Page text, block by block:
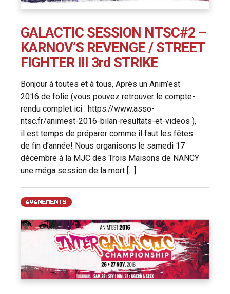
GALACTIC SESSION NTSC#2 –
KARNOV’S REVENGE / STREET
FIGHTER III 3rd STRIKE
Bonjour à toutes et à tous, Après un Anim’est
2016 de folie (vous pouvez retrouver le compte-
rendu complet ici : https://www.asso-
ntsc.fr/animest-2016-bilan-resultats-et-videos ),
il est temps de préparer comme il faut les fêtes
de fin d’année! Nous organisons le samedi 17
décembre à la MJC des Trois Maisons de NANCY
une méga session de la mort […]
ÉVÉNEMENTS